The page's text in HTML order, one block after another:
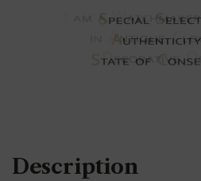
Description